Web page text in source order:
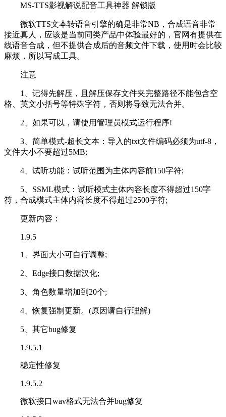
MS-TTS影视解说配音工具神器 解锁版
微软TTS文本转语音引擎的确是非常NB，合成语音非常
接近真人，应该是当前同类产品中体验最好的，官网有提供在
线语音合成，但不提供合成后的音频文件下载，使用时会比较
麻烦，所以写成工具。
注意
1、记得先解压，且解压保存文件夹完整路径不能包含空
格、英文小括号等特殊字符，否则将导致无法合并。
2、如果可以，请使用管理员模式运行程序!
3、简单模式-超长文本：导入的txt文件编码必须为utf-8，
文件大小不要超过5MB;
4、试听功能：试听范围为主体内容前150字符;
5、SSML模式：试听模式主体内容长度不得超过150字
符，合成模式主体内容长度不得超过2500字符;
更新内容：
1.9.5
1、界面大小可自行调整;
2、Edge接口数据汉化;
3、角色数量增加到20个;
4、恢复强制更新。(原因请自行理解)
5、其它bug修复
1.9.5.1
稳定性修复
1.9.5.2
微软接口wav格式无法合并bug修复